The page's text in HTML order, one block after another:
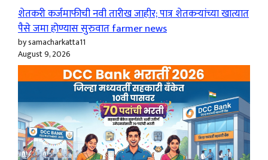
शेतकरी कर्जमाफीची नवी तारीख जाहीर; पात्र शेतकऱ्यांच्या खात्यात
पैसे जमा होण्यास सुरुवात farmer news
by samacharkatta11
August 9, 2026